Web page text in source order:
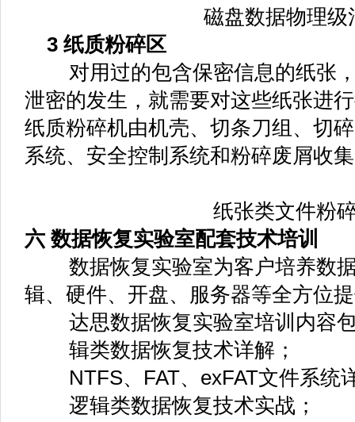
磁盘数据物理级
3 纸质粉碎区
对用过的包含保密信息的纸张，
泄密的发生，就需要对这些纸张进
纸质粉碎机由机壳、切条刀组、切
系统、安全控制系统和粉碎废屑收